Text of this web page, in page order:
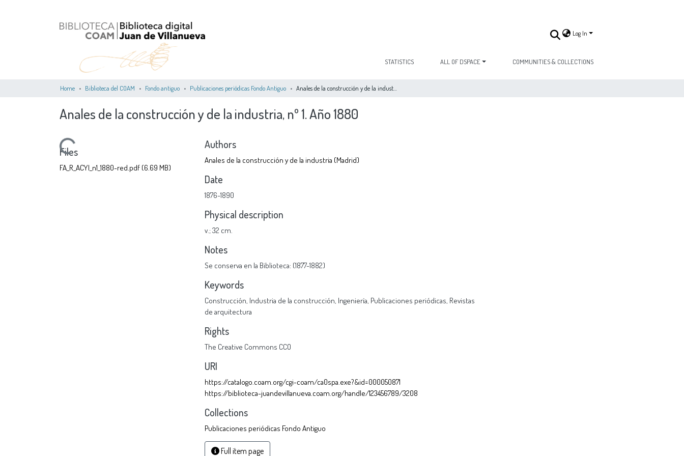
Log In
COMMUNITIES & COLLECTIONS
ALL OF DSPACE
STATISTICS
Home Biblioteca del COAM Fondo antiguo Publicaciones periódicas Fondo Antiguo
Anales de la construcción y de la industria, nº 1. Año 1880
Loading...
Files
FA_R_ACYl_n1_1880-red.pdf (6.69 MB)
Authors
Anales de la construcción y de la industria (Madrid)
Date
1876-1890
Physical description
v.; 32 cm.
Notes
Se conserva en la Biblioteca: (1877-1882)
Keywords
Construcción, Industria de la construcción, Ingeniería, Publicaciones periódicas, Revistas
de arquitectura
Rights
The Creative Commons CCO
URI
https://catalogo.coam.org/cgi-coam/ca0spa.exe?&id=000050871
https://biblioteca-juandevillanueva.coam.org/handle/123456789/3208
Collections
Publicaciones periódicas Fondo Antiguo
Full item page